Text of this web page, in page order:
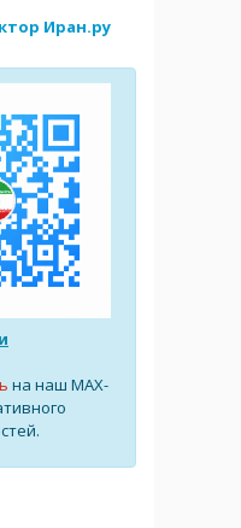
Иран.ру
на наш MAX-